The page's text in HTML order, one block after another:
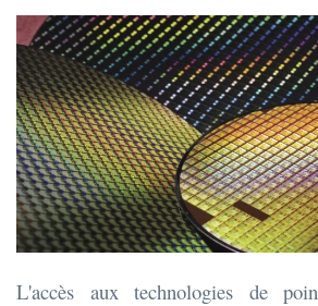
L'accès aux technologies de